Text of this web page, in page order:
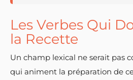
Les Verbes Qui
la Recette
Un champ lexical ne serait pas
qui animent la préparation de